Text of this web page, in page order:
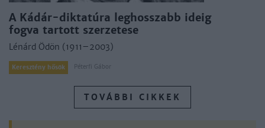
A Kádár-diktatúra leghosszabb ideig
fogva tartott szerzetese
Lénárd Ödön (1911–2003)
Keresztény hősök Péterfi Gábor
TOVÁBBI CIKKEK